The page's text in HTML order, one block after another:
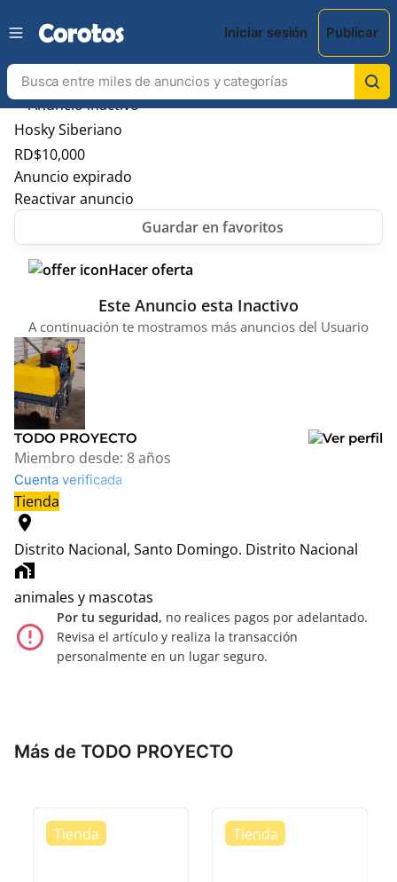
Iniciar sesión Publicar
Hosky Siberiano
RD$10,000
Anuncio expirado
Reactivar anuncio
Hacer oferta
Este Anuncio esta Inactivo
A continuación te mostramos más anuncios del Usuario
TODO PROYECTO
Miembro desde: 8 años
Cuenta verificada
Tienda
location_on
Distrito Nacional, Santo Domingo. Distrito Nacional
home_work
animales y mascotas
error_outline
Por tu seguridad, no realices pagos por adelantado.
Revisa el artículo y realiza la transacción
personalmente en un lugar seguro.
Más de TODO PROYECTO